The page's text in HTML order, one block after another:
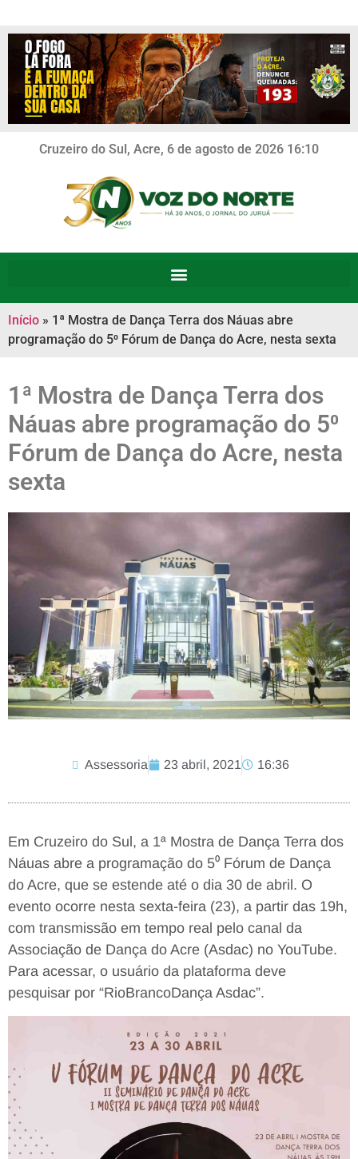
Cruzeiro do Sul, Acre, 6 de agosto de 2026 16:10
Início » 1ª Mostra de Dança Terra dos Náuas abre
programação do 5⁰ Fórum de Dança do Acre, nesta sexta
1ª Mostra de Dança Terra dos
Náuas abre programação do 5⁰
Fórum de Dança do Acre, nesta
sexta
Assessoria 23 abril, 2021 16:36
Em Cruzeiro do Sul, a 1ª Mostra de Dança Terra dos
Náuas abre a programação do 5⁰ Fórum de Dança
do Acre, que se estende até o dia 30 de abril. O
evento ocorre nesta sexta-feira (23), a partir das 19h,
com transmissão em tempo real pelo canal da
Associação de Dança do Acre (Asdac) no YouTube.
Para acessar, o usuário da plataforma deve
pesquisar por “RioBrancoDança Asdac”.